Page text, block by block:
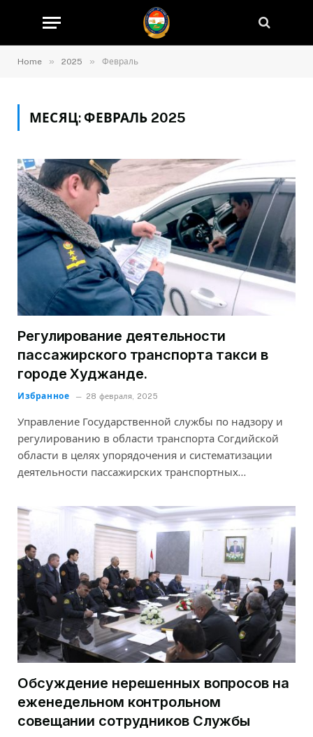
Home » 2025 » Февраль
МЕСЯЦ:ФЕВРАЛЬ 2025
Регулирование деятельности
пассажирского транспорта такси в
городе Худжанде.
Избранное 28 февраля, 2025
Управление Государственной службы по надзору и
регулированию в области транспорта Согдийской
области в целях упорядочения и систематизации
деятельности пассажирских транспортных…
Обсуждение нерешенных вопросов на
еженедельном контрольном
совещании сотрудников Службы